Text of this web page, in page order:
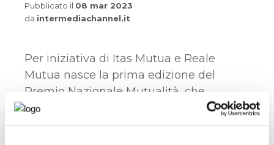
CONTATTI
Pubblicato il 08 mar 2023
da intermediachannel.it
Per iniziativa di Itas Mutua e Reale
Mutua nasce la prima edizione del
Premio Nazionale Mutualità, che
intende premiare il miglior progetto
mutualistico mettendo in palio un